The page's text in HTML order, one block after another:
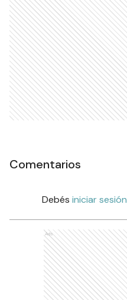
Comentarios
Debés iniciar sesión
Ads